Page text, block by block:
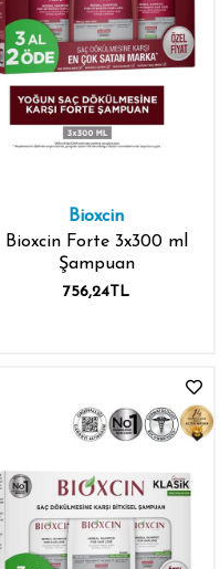
Bioxcin
Bioxcin Forte 3x300 ml
Şampuan
756,24TL